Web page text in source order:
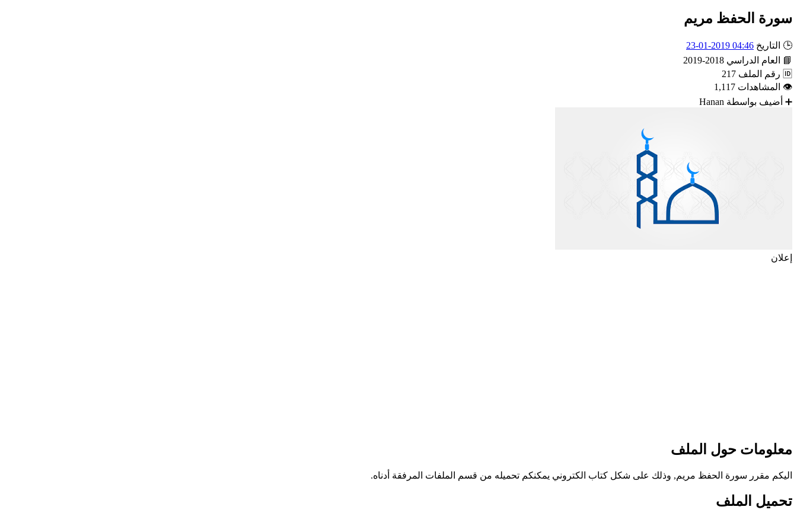
سورة الحفظ مريم
🕒 التاريخ 04:46 2019-01-23
📘
العام الدراسي 2018-2019
🆔 رقم الملف 217
👁 المشاهدات 1,117
➕ أضيف بواسطة Hanan
إعلان
معلومات حول الملف
اليكم مقرر سورة الحفظ مريم, وذلك على شكل كتاب الكتروني يمكنكم تحميله من قسم الملفات المرفقة أدناه.
تحميل الملف